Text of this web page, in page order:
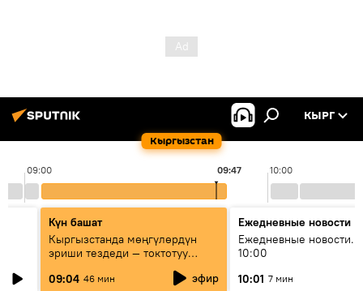
Кыргызстан
КЫРГ
09:00 10:00
09:47
Күн башат
Кыргызстанда мөңгүлөрдүн
эриши тездеди — токтотуу
09:04 46 мин эфир
Ежедневные новости
Ежедневные новости.
10:00
10:01 7 мин